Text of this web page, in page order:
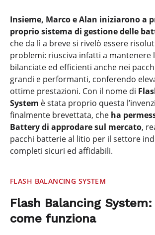
Insieme, Marco e Alan iniziarono a
proprio sistema di gestione delle
che da lì a breve si rivelò essere
problemi: riusciva infatti a mantenere
bilanciate ed efficienti anche nei
grandi e performanti, conferendo
ottime prestazioni. Con il nome di
System è stata proprio questa
finalmente brevettata, che ha
Battery di approdare sul mercato,
pacchi batterie al litio per il settore
completi sicuri ed affidabili.
FLASH BALANCING SYSTEM
Flash Balancing System:
come funziona